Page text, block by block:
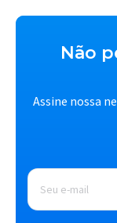
Não
Assine nossa
E-
mail *